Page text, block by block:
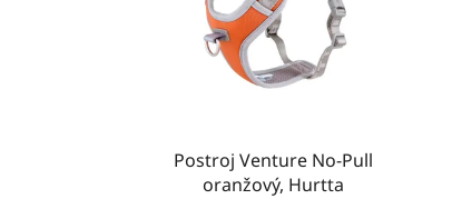
Postroj Venture No-Pull
oranžový, Hurtta